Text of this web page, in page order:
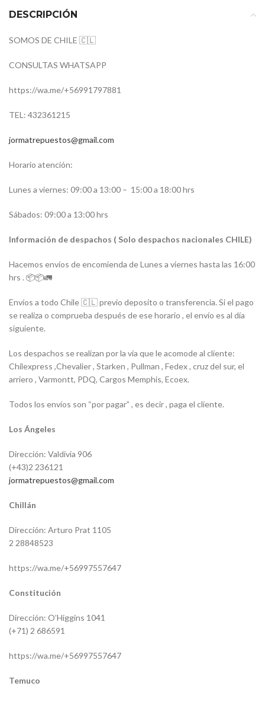
DESCRIPCIÓN
SOMOS DE CHILE 🇨🇱
CONSULTAS WHATSAPP
https://wa.me/+56991797881
TEL: 432361215
jormatrepuestos@gmail.com
Horario atención:
Lunes a viernes: 09:00 a 13:00 – 15:00 a 18:00 hrs
Sábados: 09:00 a 13:00 hrs
Información de despachos ( Solo despachos nacionales CHILE)
Hacemos envíos de encomienda de Lunes a viernes hasta las 16:00
hrs . 📦📦🚛
Envíos a todo Chile 🇨🇱 previo deposito o transferencia. Si el pago
se realiza o comprueba después de ese horario , el envío es al día
siguiente.
Los despachos se realizan por la vía que le acomode al cliente:
Chilexpress ,Chevalier , Starken , Pullman , Fedex , cruz del sur, el
arriero , Varmontt, PDQ, Cargos Memphis, Ecoex.
Todos los envíos son “por pagar” , es decir , paga el cliente.
Los Ángeles
Dirección: Valdivia 906
(+43)2 236121
jormatrepuestos@gmail.com
Chillán
Dirección: Arturo Prat 1105
2 28848523
https://wa.me/+56997557647
Constitución
Dirección: O’Higgins 1041
(+71) 2 686591
https://wa.me/+56997557647
Temuco